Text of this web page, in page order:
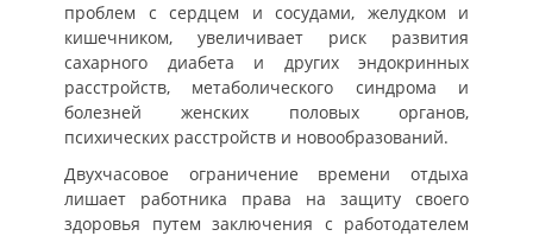
проблем с сердцем и сосудами, желудком и
кишечником, увеличивает риск развития
сахарного диабета и других эндокринных
расстройств, метаболического синдрома и
болезней женских половых органов,
психических расстройств и новообразований.
Двухчасовое ограничение времени отдыха
лишает работника права на защиту своего
здоровья путем заключения с работодателем